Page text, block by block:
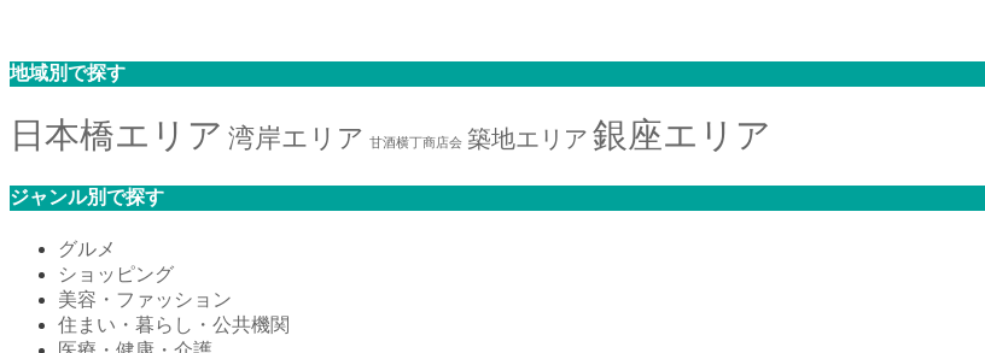
地域別で探す
日本橋エリア 湾岸エリア 甘酒横丁商店会 築地エリア 銀座エリア
ジャンル別で探す
グルメ
ショッピング
美容・ファッション
住まい・暮らし・公共機関